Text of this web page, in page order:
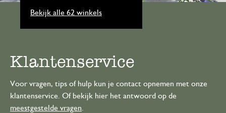
Bekijk alle 62 winkels
Klantenservice
Voor vragen, tips of hulp kun je contact opnemen met onze
klantenservice. Of bekijk hier het antwoord op de
meestgestelde vragen